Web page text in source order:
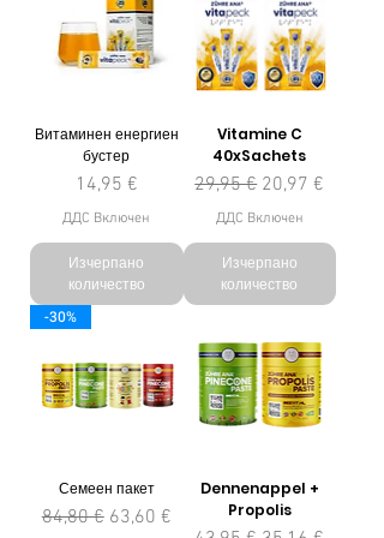
Витаминен енергиен
бустер
Цена
14,95 €
ДДС Включен
Изчерпано
количество
Vitamine C
40xSachets
Редовна цена
29,95 € Продажна цена
20,97 €
ДДС Включен
Изчерпано
количество
-30%
Семеен пакет
Редовна цена
84,80 € Продажна цена
63,60 €
Dennenappel +
Propolis